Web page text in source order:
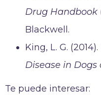
Drug Handbook
Blackwell.
King, L. G. (2014).
Disease in Dogs
Te puede interesar: